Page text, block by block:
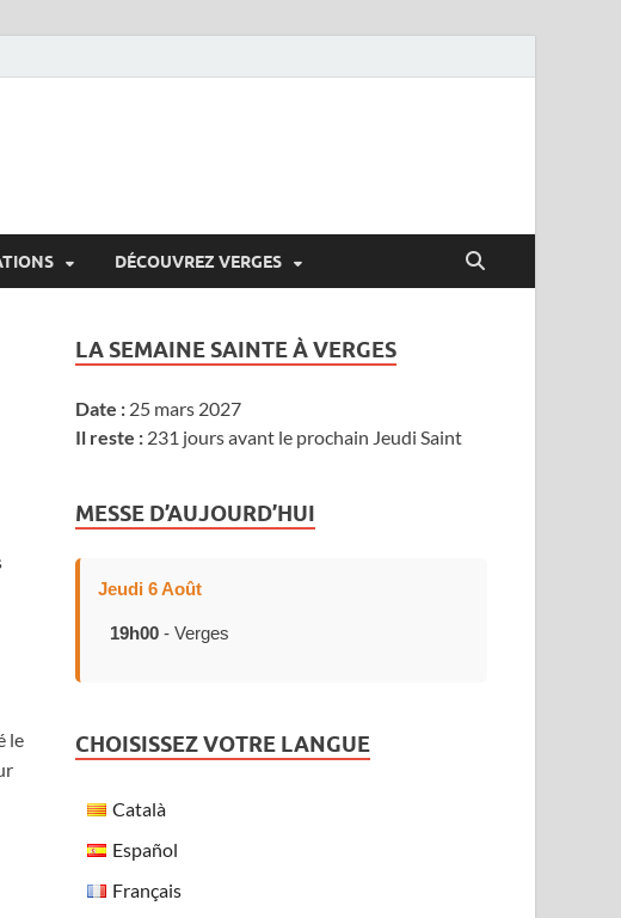
DÉCOUVREZ VERGES
le
LA SEMAINE SAINTE À VERGES
Date : 25 mars 2027
Il reste : 231 jours avant le prochain Jeudi Saint
MESSE D’AUJOURD’HUI
Jeudi 6 Août
19h00 - Verges
CHOISISSEZ VOTRE LANGUE
Català
Español
Français